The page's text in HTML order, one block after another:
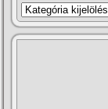
KATEGÓRIÁK